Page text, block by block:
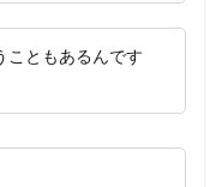
こともあるんです